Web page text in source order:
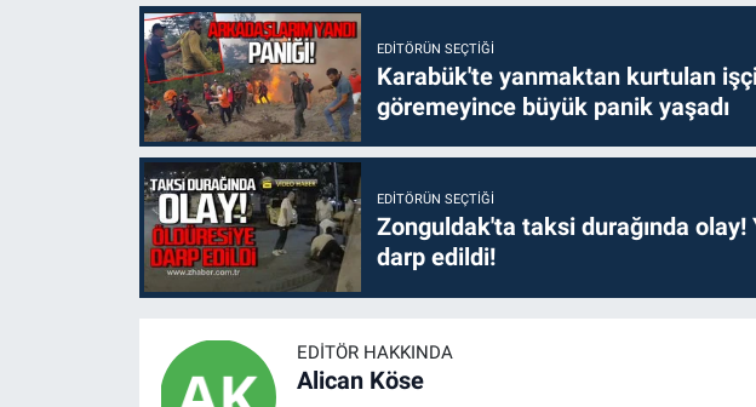
EDITÖRÜN SEÇTIĞI
Karabük'te yanmaktan kurtulan
göremeyince büyük panik yaşadı
EDITÖRÜN SEÇTIĞI
Zonguldak'ta taksi durağında
darp edildi!
EDITÖR HAKKINDA
Alican Köse